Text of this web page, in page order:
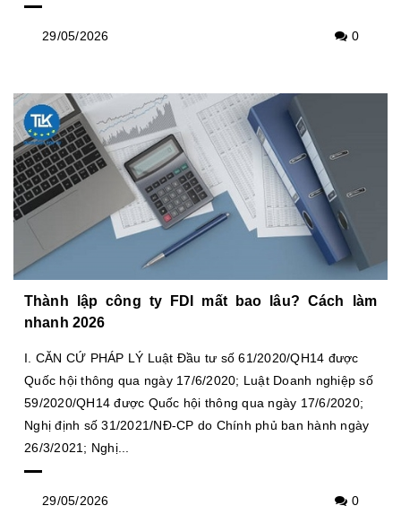
29/05/2026 0
Thành lập công ty FDI mất bao lâu? Cách làm
nhanh 2026
I. CĂN CỨ PHÁP LÝ Luật Đầu tư số 61/2020/QH14 được
Quốc hội thông qua ngày 17/6/2020; Luật Doanh nghiệp số
59/2020/QH14 được Quốc hội thông qua ngày 17/6/2020;
Nghị định số 31/2021/NĐ-CP do Chính phủ ban hành ngày
26/3/2021; Nghị...
29/05/2026 0